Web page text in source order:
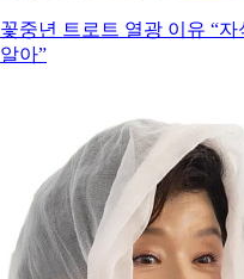
꽃중년 트로트 열광 이유 “
알아”